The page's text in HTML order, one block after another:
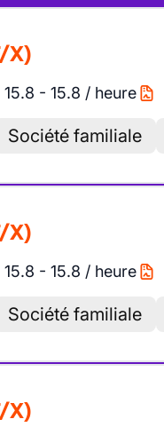
X)
15.8 - 15.8 / heure
Société familiale
X)
15.8 - 15.8 / heure
Société familiale
X)